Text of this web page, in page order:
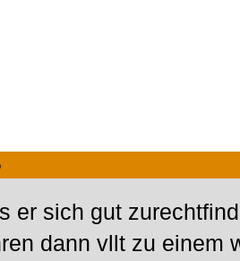
er sich gut
dann vllt zu einem